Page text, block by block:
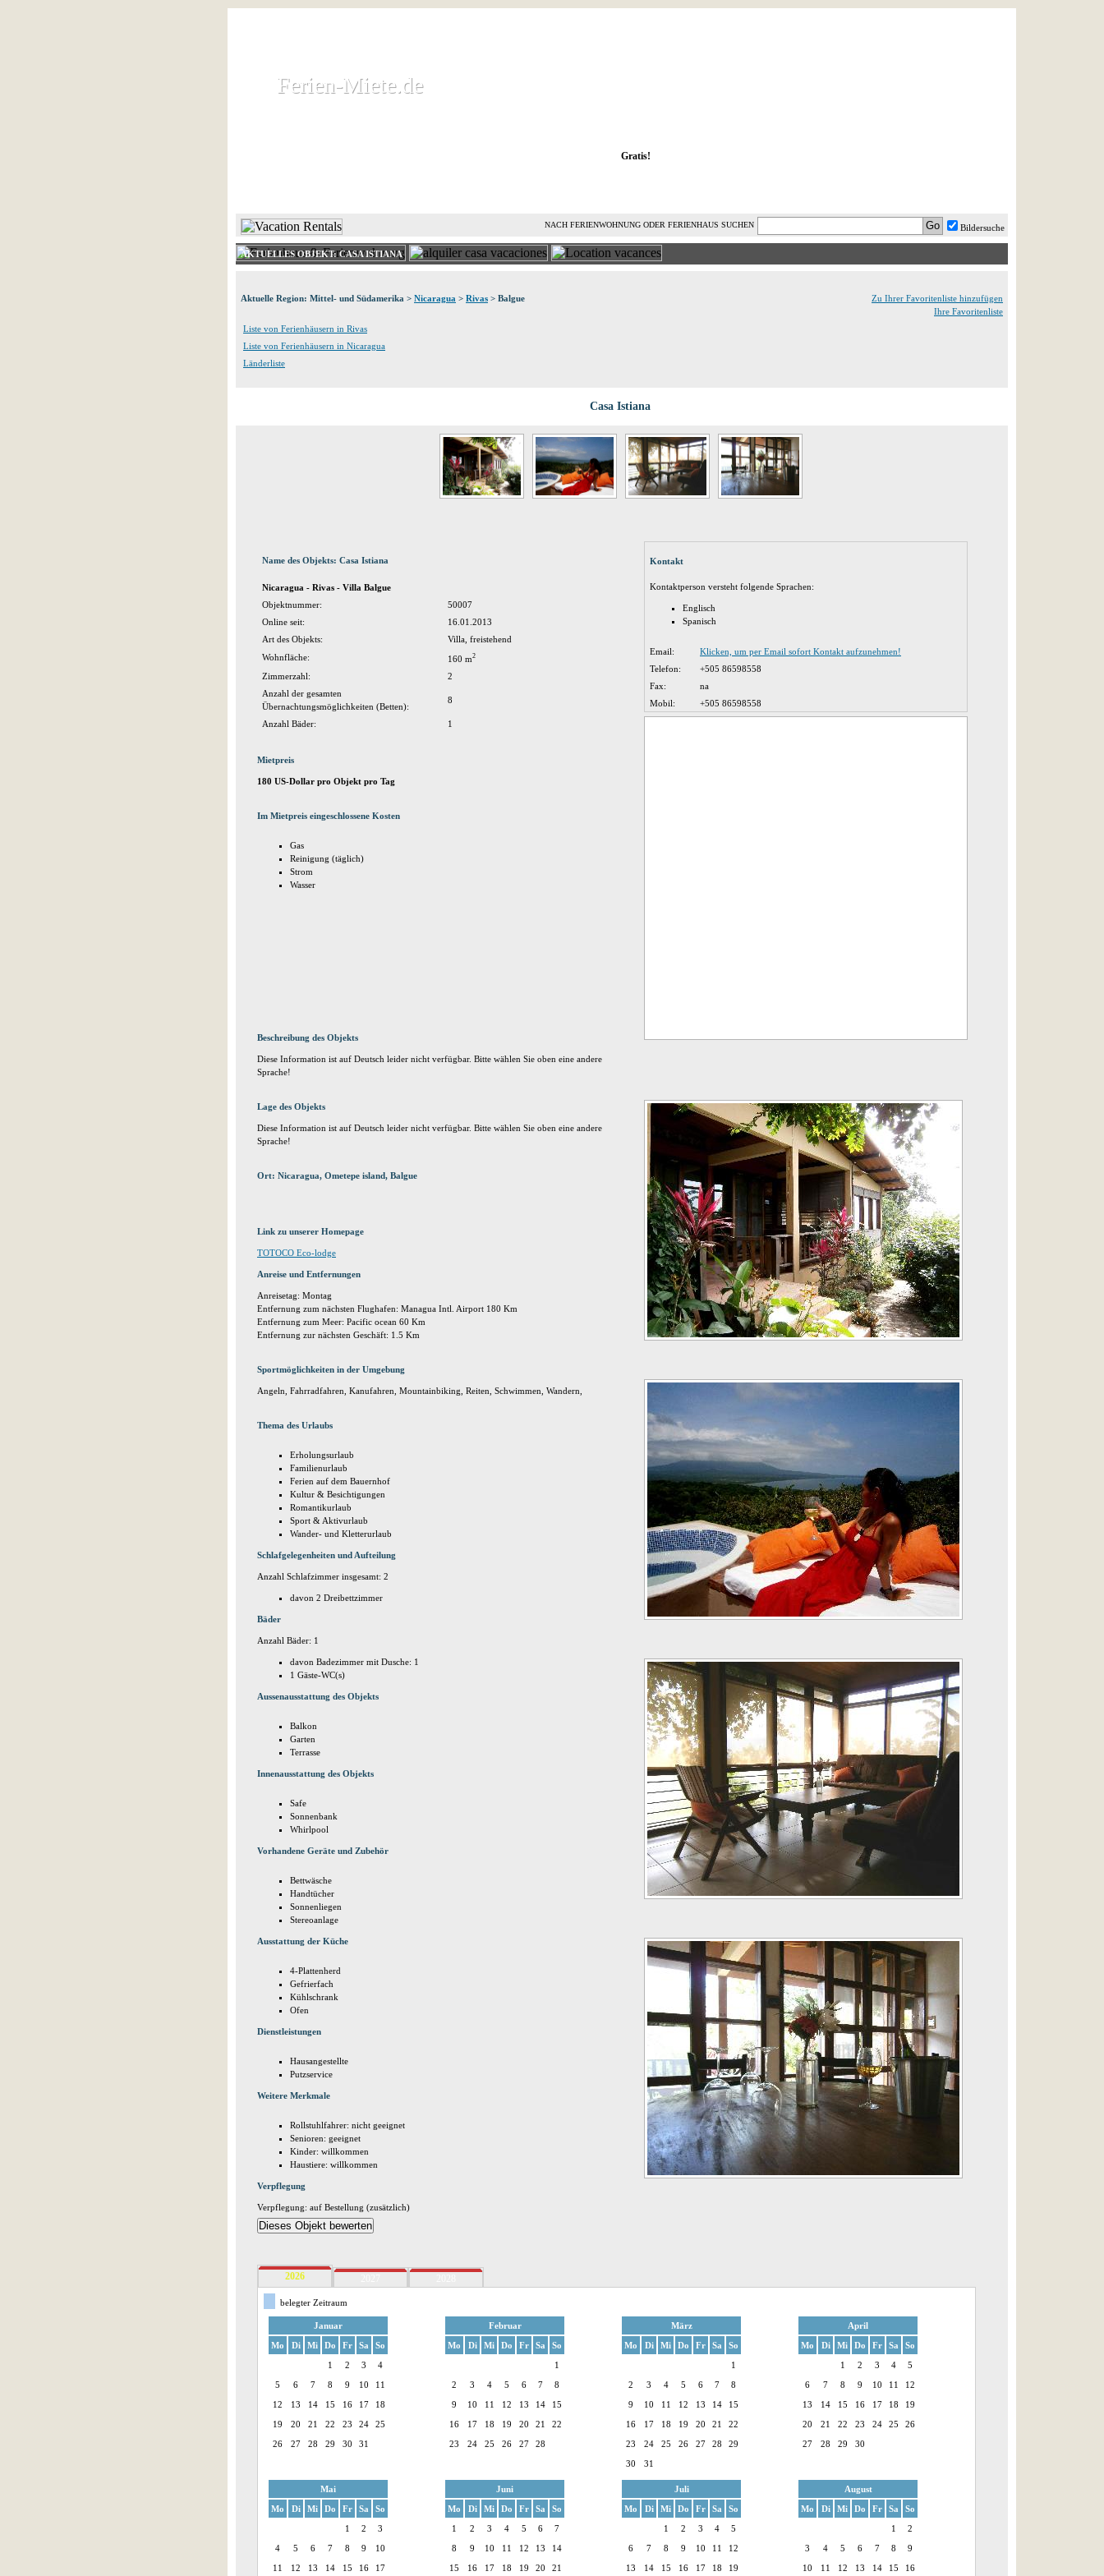
Ferien-Miete.de
Ferien-Miete.de
Gratis!
Bildersuche
NACH FERIENWOHNUNG ODER FERIENHAUS SUCHEN
AKTUELLES OBJEKT: CASA ISTIANA
Aktuelle Region: Mittel- und Südamerika > Nicaragua > Rivas > Balgue
Zu Ihrer Favoritenliste hinzufügen
Ihre Favoritenliste
Liste von Ferienhäusern in Rivas
Liste von Ferienhäusern in Nicaragua
Länderliste
Casa Istiana
Name des Objekts: Casa Istiana
Nicaragua - Rivas - Villa Balgue
Objektnummer:
50007
Online seit:
16.01.2013
Art des Objekts:
Villa, freistehend
Wohnfläche:
160 m2
Zimmerzahl:
2
Anzahl der gesamten
Übernachtungsmöglichkeiten (Betten):
8
Anzahl Bäder: 1
Mietpreis
180 US-Dollar pro Objekt pro Tag
Im Mietpreis eingeschlossene Kosten
Gas
Reinigung (täglich)
Strom
Wasser
Beschreibung des Objekts
Diese Information ist auf Deutsch leider nicht verfügbar. Bitte wählen Sie oben eine andere
Sprache!
Lage des Objekts
Diese Information ist auf Deutsch leider nicht verfügbar. Bitte wählen Sie oben eine andere
Sprache!
Ort: Nicaragua, Ometepe island, Balgue
Link zu unserer Homepage
TOTOCO Eco-lodge
Anreise und Entfernungen
Anreisetag: Montag
Entfernung zum nächsten Flughafen: Managua Intl. Airport 180 Km
Entfernung zum Meer: Pacific ocean 60 Km
Entfernung zur nächsten Geschäft: 1.5 Km
Sportmöglichkeiten in der Umgebung
Angeln, Fahrradfahren, Kanufahren, Mountainbiking, Reiten, Schwimmen, Wandern,
Thema des Urlaubs
Erholungsurlaub
Familienurlaub
Ferien auf dem Bauernhof
Kultur & Besichtigungen
Romantikurlaub
Sport & Aktivurlaub
Wander- und Kletterurlaub
Schlafgelegenheiten und Aufteilung
Anzahl Schlafzimmer insgesamt: 2
davon 2 Dreibettzimmer
Bäder
Anzahl Bäder: 1
davon Badezimmer mit Dusche: 1
1 Gäste-WC(s)
Aussenausstattung des Objekts
Balkon
Garten
Terrasse
Innenausstattung des Objekts
Safe
Sonnenbank
Whirlpool
Vorhandene Geräte und Zubehör
Bettwäsche
Handtücher
Sonnenliegen
Stereoanlage
Ausstattung der Küche
4-Plattenherd
Gefrierfach
Kühlschrank
Ofen
Dienstleistungen
Hausangestellte
Putzservice
Weitere Merkmale
Rollstuhlfahrer: nicht geeignet
Senioren: geeignet
Kinder: willkommen
Haustiere: willkommen
Verpflegung
Verpflegung: auf Bestellung (zusätzlich)
Kontakt
Kontaktperson versteht folgende Sprachen:
Englisch
Spanisch
Email:
Klicken, um per Email sofort Kontakt aufzunehmen!
Telefon:
+505 86598558
Fax:
na
Mobil:
+505 86598558
2026
belegter Zeitraum
Januar
Mo
Di Mi Do Fr Sa
So
1
2 3
4
5
6 7 8 9 10
11
12
13 14 15 16 17
18
19
20 21 22 23 24
25
26
27 28 29 30 31
Februar
Mo
Di Mi Do Fr Sa
So
1
2
3 4 5 6 7
8
9
10 11 12 13 14
15
16
17 18 19 20 21
22
23
24 25 26 27 28
März
Mo
Di Mi Do Fr Sa
So
1
2
3 4 5 6 7
8
9
10 11 12 13 14
15
16
17 18 19 20 21
22
23
24 25 26 27 28
29
30
31
April
Mo
Di Mi Do Fr Sa
So
1
2 3 4
5
6
7 8 9 10 11
12
13
14 15 16 17 18
19
20
21 22 23 24 25
26
27
28 29 30
Mai
Mo
Di Mi Do Fr Sa
So
1
2
3
4
5 6 7 8 9
10
11
12 13 14 15 16 17
Juni
Mo
Di Mi Do Fr Sa
So
1
2 3 4 5 6
7
8
9 10 11 12 13
14
15
16 17 18 19 20 21
Juli
Mo
Di Mi Do Fr Sa
So
1
2 3 4
5
6
7 8 9 10 11
12
13
14 15 16 17 18 19
August
Mo
Di Mi Do Fr Sa
So
1
2
3
4 5 6 7 8
9
10
11 12 13 14 15 16